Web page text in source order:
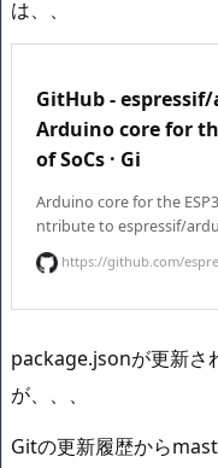
は、、
GitHub -
Arduino core for
of SoCs · Gi
Arduino core for the
ntribute to espressif/
https://github.com/
package.jsonが更新さ
が、、、
Gitの更新履歴から